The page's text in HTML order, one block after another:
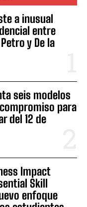
a inusual
entre
y De la
seis modelos
para
del 12 de
Impact
Skill
enfoque